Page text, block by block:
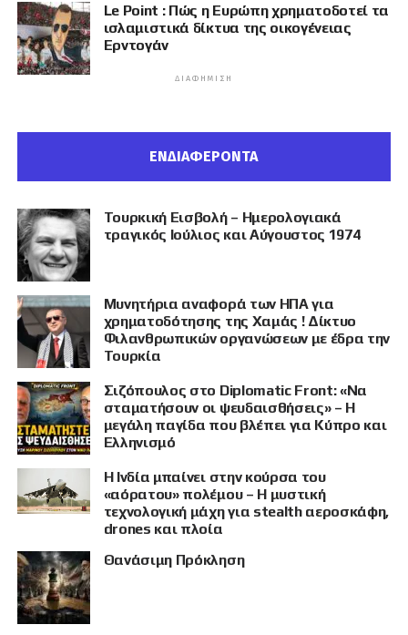
Le Point : Πώς η Ευρώπη χρηματοδοτεί τα
ισλαμιστικά δίκτυα της οικογένειας
Ερντογάν
ΔΙΑΦΉΜΙΣΗ
ΕΝΔΙΑΦΕΡΟΝΤΑ
Τουρκική Εισβολή – Ημερολογιακά
τραγικός Ιούλιος και Αύγουστος 1974
Μυνητήρια αναφορά των ΗΠΑ για
χρηματοδότησης της Χαμάς ! Δίκτυο
Φιλανθρωπικών οργανώσεων με έδρα την
Τουρκία
Σιζόπουλος στο Diplomatic Front: «Να
σταματήσουν οι ψευδαισθήσεις» – Η
μεγάλη παγίδα που βλέπει για Κύπρο και
Ελληνισμό
Η Ινδία μπαίνει στην κούρσα του
«αόρατου» πολέμου – Η μυστική
τεχνολογική μάχη για stealth αεροσκάφη,
drones και πλοία
Θανάσιμη Πρόκληση